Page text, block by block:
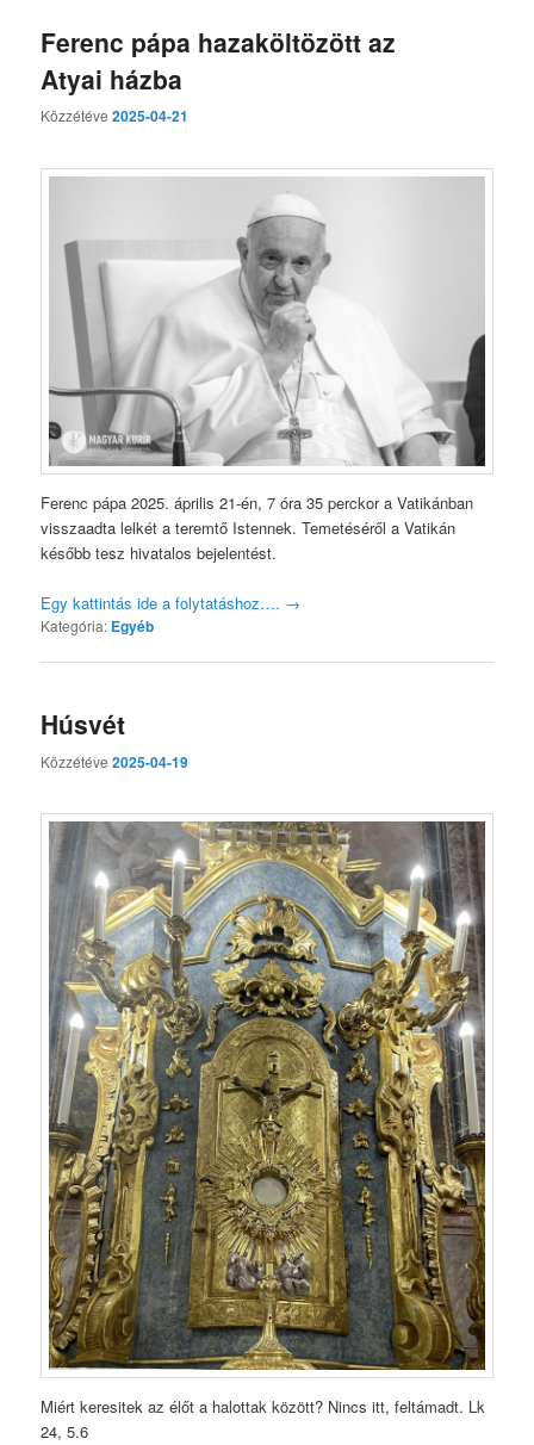
Ferenc pápa hazaköltözött az
Atyai házba
Közzétéve2025-04-21
Ferenc pápa 2025. április 21-én, 7 óra 35 perckor a Vatikánban
visszaadta lelkét a teremtő Istennek. Temetéséről a Vatikán
később tesz hivatalos bejelentést.
Egy kattintás ide a folytatáshoz…. →
Kategória: Egyéb
Húsvét
Közzétéve2025-04-19
Miért keresitek az élőt a halottak között? Nincs itt, feltámadt. Lk
24, 5.6